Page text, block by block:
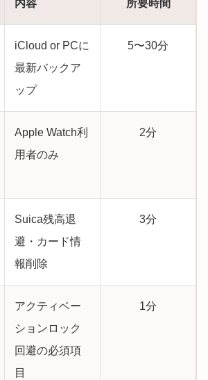
内容 所要時間
iCloud or PCに
最新バックア
ップ
5〜30分
Apple Watch利
用者のみ
2分
Suica残高退
避・カード情
報削除
3分
アクティベー
ションロック
回避の必須項
目
1分